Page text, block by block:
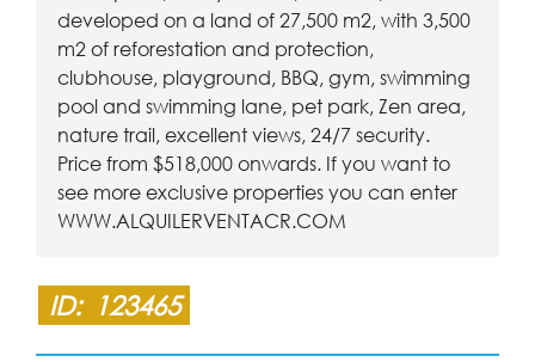
developed on a land of 27,500 m2, with 3,500
m2 of reforestation and protection,
clubhouse, playground, BBQ, gym, swimming
pool and swimming lane, pet park, Zen area,
nature trail, excellent views, 24/7 security.
Price from $518,000 onwards. If you want to
see more exclusive properties you can enter
WWW.ALQUILERVENTACR.COM
ID: 123465